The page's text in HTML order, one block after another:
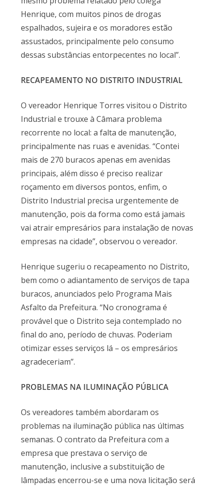
Henrique, com muitos pinos de drogas
espalhados, sujeira e os moradores estão
assustados, principalmente pelo consumo
dessas substâncias entorpecentes no local”.
RECAPEAMENTO NO DISTRITO INDUSTRIAL
O vereador Henrique Torres visitou o Distrito
Industrial e trouxe à Câmara problema
recorrente no local: a falta de manutenção,
principalmente nas ruas e avenidas. “Contei
mais de 270 buracos apenas em avenidas
principais, além disso é preciso realizar
roçamento em diversos pontos, enfim, o
Distrito Industrial precisa urgentemente de
manutenção, pois da forma como está jamais
vai atrair empresários para instalação de novas
empresas na cidade”, observou o vereador.
Henrique sugeriu o recapeamento no Distrito,
bem como o adiantamento de serviços de tapa
buracos, anunciados pelo Programa Mais
Asfalto da Prefeitura. “No cronograma é
provável que o Distrito seja contemplado no
final do ano, período de chuvas. Poderiam
otimizar esses serviços lá – os empresários
agradeceriam”.
PROBLEMAS NA ILUMINAÇÃO PÚBLICA
Os vereadores também abordaram os
problemas na iluminação pública nas últimas
semanas. O contrato da Prefeitura com a
empresa que prestava o serviço de
manutenção, inclusive a substituição de
lâmpadas encerrou-se e uma nova licitação será